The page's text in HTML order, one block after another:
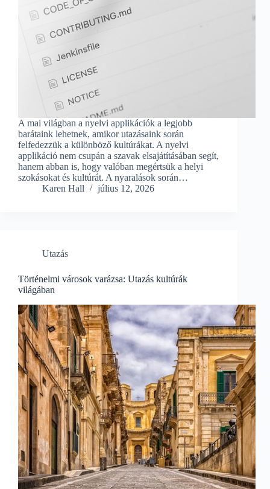
A mai világban a nyelvi applikációk a legjobb
barátaink lehetnek, amikor utazásaink során
felfedezzük a különböző kultúrákat. A nyelvi
applikáció nem csupán a szavak elsajátításában segít,
hanem abban is, hogy valóban megértsük a helyi
szokásokat és kultúrát. A nyaralások során…
Karen Hall
július 12, 2026
Utazás
Történelmi városok varázsa: Utazás kultúrák
világában